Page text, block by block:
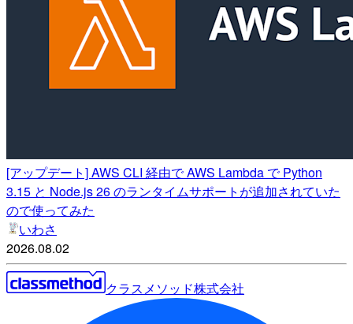
[アップデート] AWS CLI 経由で AWS Lambda で Python
3.15 と Node.js 26 のランタイムサポートが追加されていた
ので使ってみた
いわさ
2026.08.02
クラスメソッド株式会社